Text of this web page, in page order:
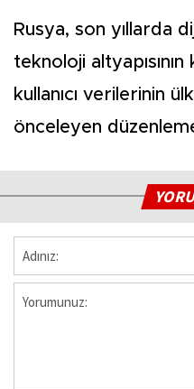
Rusya, son yıllarda
teknoloji altyapısının
kullanıcı verilerinin
önceleyen